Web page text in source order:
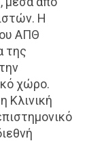
Η
ΑΠΘ
της
χώρο.
Κλινική